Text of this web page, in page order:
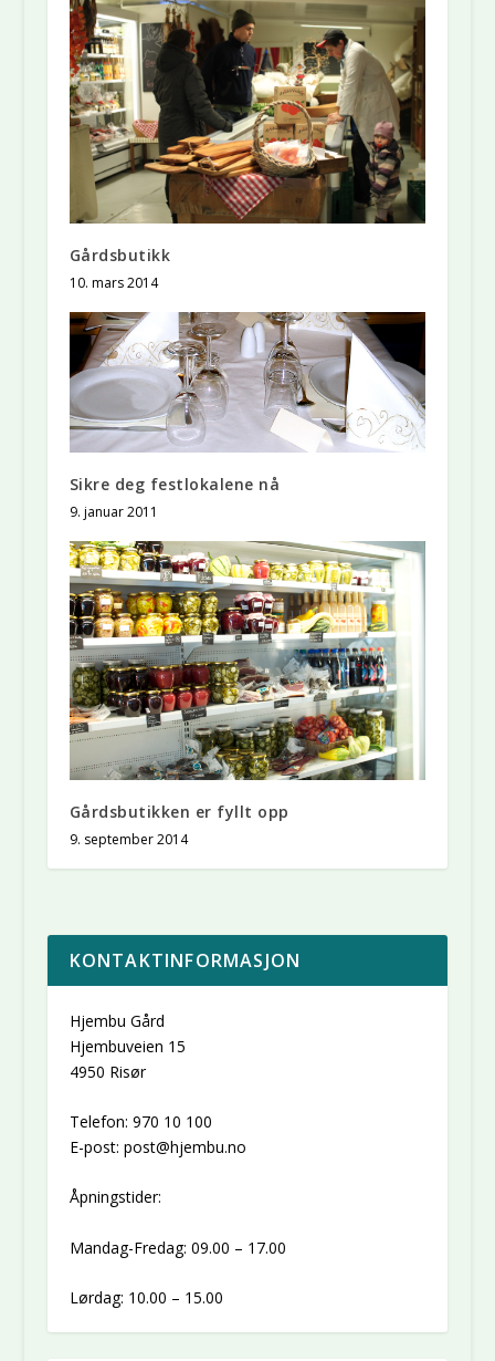
Gårdsbutikk
10. mars 2014
Sikre deg festlokalene nå
9. januar 2011
Gårdsbutikken er fyllt opp
9. september 2014
KONTAKTINFORMASJON
Hjembu Gård
Hjembuveien 15
4950 Risør
Telefon: 970 10 100
E-post: post@hjembu.no
Åpningstider:
Mandag-Fredag: 09.00 – 17.00
Lørdag: 10.00 – 15.00